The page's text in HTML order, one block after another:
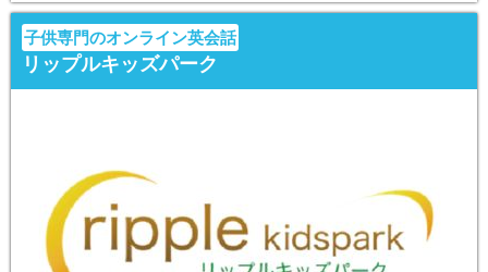
子供専門のオンライン英会話
リップルキッズパーク